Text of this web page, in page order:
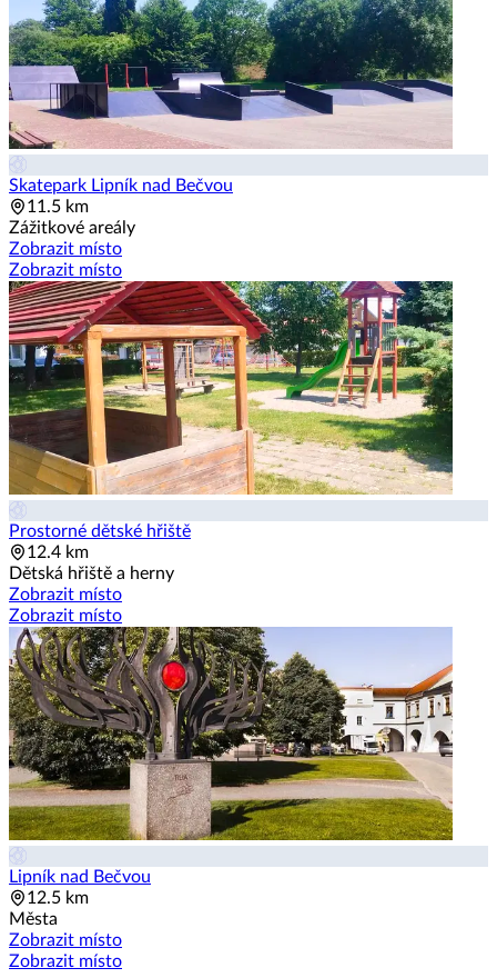
Skatepark Lipník nad Bečvou
11.5 km
Zážitkové areály
Zobrazit místo
Zobrazit místo
Prostorné dětské hřiště
12.4 km
Dětská hřiště a herny
Zobrazit místo
Zobrazit místo
Lipník nad Bečvou
12.5 km
Města
Zobrazit místo
Zobrazit místo